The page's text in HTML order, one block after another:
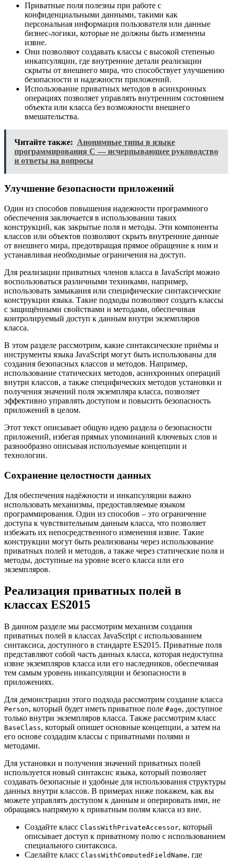
Приватные поля полезны при работе с
конфиденциальными данными, такими как
персональная информация пользователя или данные
бизнес-логики, которые не должны быть изменены
извне.
Они позволяют создавать классы с высокой степенью
инкапсуляции, где внутренние детали реализации
скрыты от внешнего мира, что способствует улучшению
безопасности и надежности приложений.
Использование приватных методов в асинхронных
операциях позволяет управлять внутренним состоянием
объекта или класса без возможности внешнего
вмешательства.
Читайте также: Анонимные типы в языке
программирования C — исчерпывающее руководство
и ответы на вопросы
Улучшение безопасности приложений
Один из способов повышения надежности программного
обеспечения заключается в использовании таких
конструкций, как закрытые поля и методы. Эти компоненты
классов или объектов позволяют скрыть внутренние данные
от внешнего мира, предотвращая прямое обращение к ним и
устанавливая необходимые ограничения на доступ.
Для реализации приватных членов класса в JavaScript можно
воспользоваться различными техниками, например,
использовать замыкания или специфические синтаксические
конструкции языка. Такие подходы позволяют создать классы
с защищёнными свойствами и методами, обеспечивая
контролируемый доступ к данным внутри экземпляров
класса.
В этом разделе рассмотрим, какие синтаксические приёмы и
инструменты языка JavaScript могут быть использованы для
создания безопасных классов и методов. Например,
использование статических методов, асинхронных операций
внутри классов, а также специфических методов установки и
получения значений поля экземпляра класса, позволяет
эффективно управлять доступом и повысить безопасность
приложений в целом.
Этот текст описывает общую идею раздела о безопасности
приложений, избегая прямых упоминаний ключевых слов и
разнообразно описывая используемые концепции и
технологии.
Сохранение целостности данных
Для обеспечения надёжности и инкапсуляции важно
использовать механизмы, предоставляемые языком
программирования. Один из способов – это ограничение
доступа к чувствительным данным класса, что позволяет
избежать их непосредственного изменения извне. Такие
конструкции могут быть реализованы через использование
приватных полей и методов, а также через статические поля и
методы, доступные на уровне всего класса или его
экземпляров.
Реализация приватных полей в
классах ES2015
В данном разделе мы рассмотрим механизм создания
приватных полей в классах JavaScript с использованием
синтаксиса, доступного в стандарте ES2015. Приватные поля
представляют собой часть данных класса, которая недоступна
извне экземпляров класса или его наследников, обеспечивая
тем самым уровень инкапсуляции и безопасности в
приложениях.
Для демонстрации этого подхода рассмотрим создание класса
Person, который будет иметь приватное поле #age, доступное
только внутри экземпляров класса. Также рассмотрим класс
BaseClass, который опишет основные концепции, а затем на
его основе создадим классы с приватными полями и
методами.
Для установки и получения значений приватных полей
используется новый синтаксис языка, который позволяет
создавать безопасные и удобные для использования структуры
данных внутри классов. В примерах ниже покажем, как вы
можете управлять доступом к данным и оперировать ими, не
обращаясь напрямую к приватным полям класса из вне.
Создайте класс ClassWithPrivateAccessor, который
описывает доступ к приватному полю с использованием
специального синтаксиса.
Сделайте класс ClassWithComputedFieldName, где